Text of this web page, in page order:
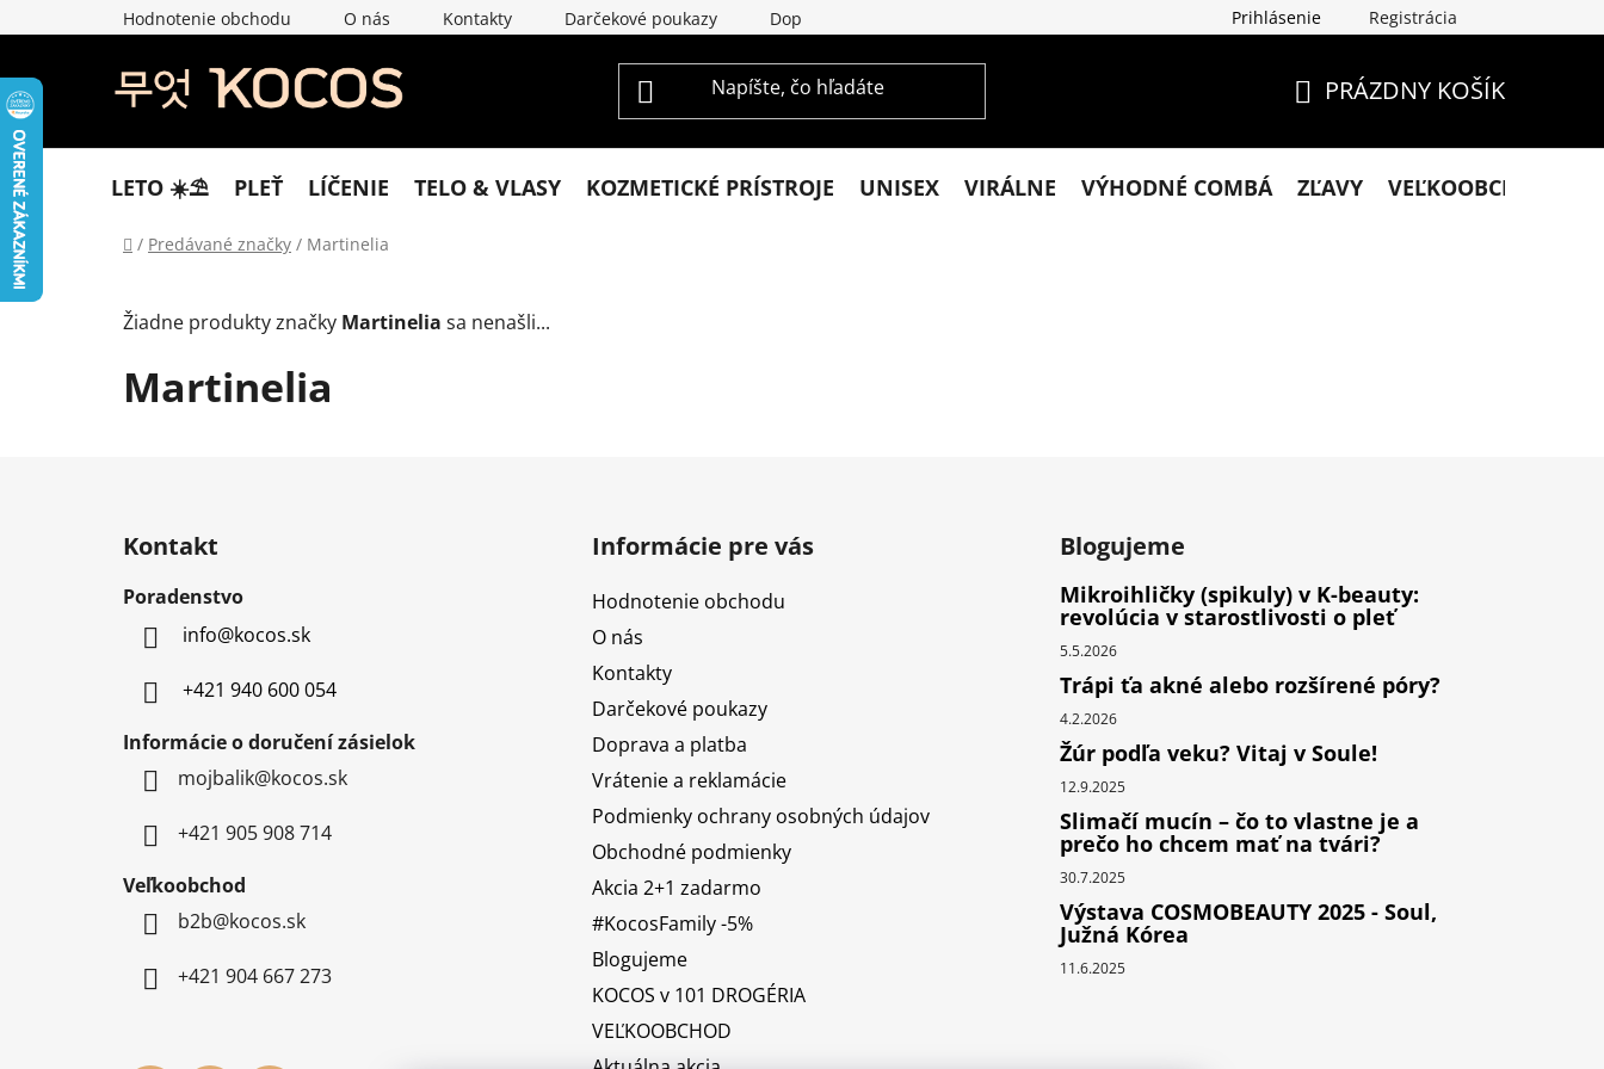
na
Hodnotenie obchodu O nás Kontakty Darčekové poukazy Doprava a platba Podmienky ochrany osobných údajov
Prihlásenie Registrácia
KOŠÍK
PRÁZDNY KOŠÍK
LETO ☀️​⛱️​ PLEŤ LÍČENIE TELO & VLASY KOZMETICKÉ PRÍSTROJE UNISEX VIRÁLNE VÝHODNÉ COMBÁ ZĽAVY VEĽKOOBCHOD
Domov
/ Predávané značky / Martinelia
Žiadne produkty značky Martinelia sa nenašli...
Martinelia
Kontakt
Poradenstvo
info@kocos.sk
+421 940 600 054
Informácie o doručení zásielok
mojbalik@kocos.sk
+421 905 908 714
Veľkoobchod
b2b@kocos.sk
+421 904 667 273
Informácie pre vás
Hodnotenie obchodu
O nás
Kontakty
Darčekové poukazy
Doprava a platba
Vrátenie a reklamácie
Podmienky ochrany osobných údajov
Obchodné podmienky
Akcia 2+1 zadarmo
#KocosFamily -5%
Blogujeme
KOCOS v 101 DROGÉRIA
VEĽKOOBCHOD
Blogujeme
Mikroihličky (spikuly) v K-beauty:
revolúcia v starostlivosti o pleť
5.5.2026
Trápi ťa akné alebo rozšírené póry?
4.2.2026
Žúr podľa veku? Vitaj v Soule!
12.9.2025
Slimačí mucín – čo to vlastne je a
prečo ho chcem mať na tvári?
30.7.2025
Výstava COSMOBEAUTY 2025 - Soul,
Južná Kórea
11.6.2025